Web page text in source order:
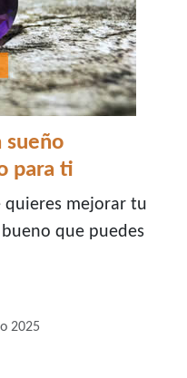
sueño
para ti
quieres mejorar tu
que puedes
2025